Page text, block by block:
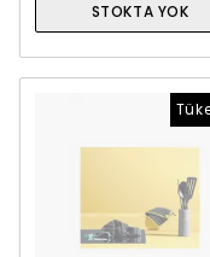
STOKTA YOK